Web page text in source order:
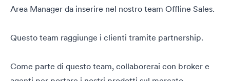
Area Manager da inserire nel nostro team Offline Sales.
Questo team raggiunge i clienti tramite partnership.
Come parte di questo team, collaborerai con broker e